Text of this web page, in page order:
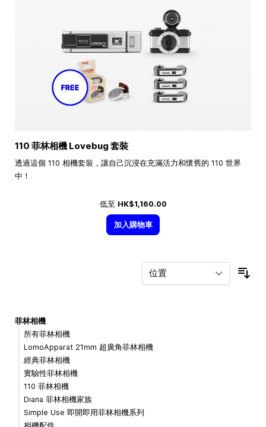
110 菲林相機 Lovebug 套裝
透過這個 110 相機套裝，讓自己沉浸在充滿活力和懷舊的 110 世界
中！
低至 HK$1,160.00
加入購物車
菲林相機
所有菲林相機
LomoApparat 21mm 超廣角菲林相機
經典菲林相機
實驗性菲林相機
110 菲林相機
Diana 菲林相機家族
Simple Use 即開即用菲林相機系列